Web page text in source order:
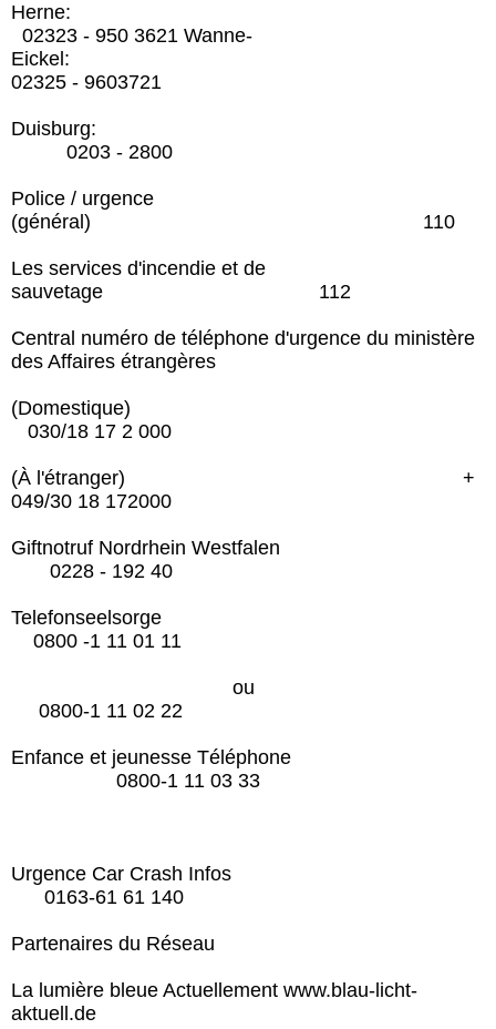
Herne:
02323 - 950 3621 Wanne-
Eickel:
02325 - 9603721
Duisburg:
0203 - 2800
Police / urgence
(général) 110
Les services d'incendie et de
sauvetage 112
Central numéro de téléphone d'urgence du ministère
des Affaires étrangères
(Domestique)
030/18 17 2 000
(À l'étranger) +
049/30 18 172000
Giftnotruf Nordrhein Westfalen
0228 - 192 40
Telefonseelsorge
0800 -1 11 01 11
ou
0800-1 11 02 22
Enfance et jeunesse Téléphone
0800-1 11 03 33
Urgence Car Crash Infos
0163-61 61 140
Partenaires du Réseau
La lumière bleue Actuellement www.blau-licht-
aktuell.de